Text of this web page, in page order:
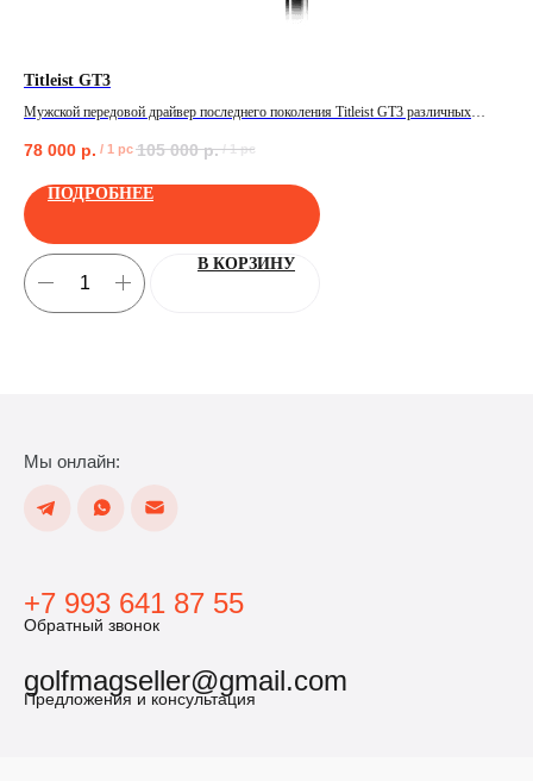
Titleist GT3
Мужской передовой драйвер последнего поколения Titleist GT3 различных
78 000 р. / 1 pc 105 000 р. / 1 pc
ПОДРОБНЕЕ
В КОРЗИНУ
+7 993 641 87 55
Обратный звонок
golfmagseller@gmail.com
Предложения и консультация
Мы онлайн: